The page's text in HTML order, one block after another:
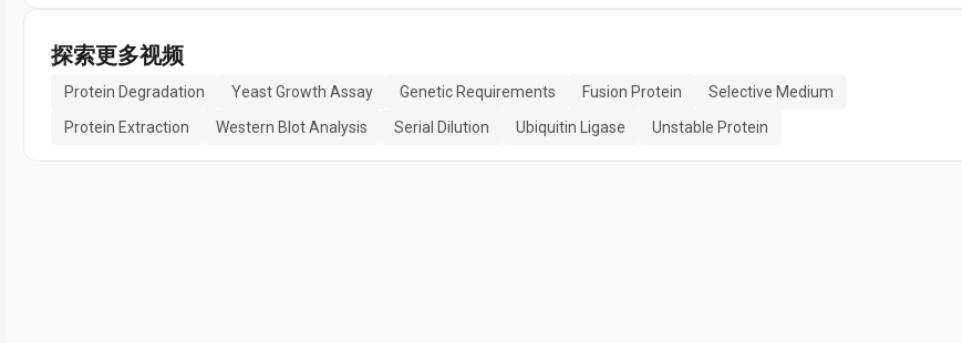
探索更多视频
Protein Degradation Yeast Growth Assay Genetic Requirements Fusion Protein
Selective Medium
Protein Extraction
Western Blot Analysis Serial Dilution Ubiquitin Ligase Unstable Protein